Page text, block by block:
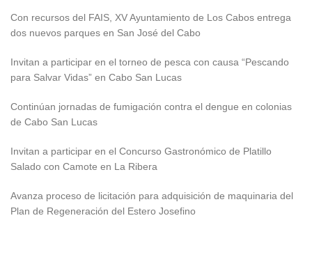
Con recursos del FAIS, XV Ayuntamiento de Los Cabos entrega
dos nuevos parques en San José del Cabo
Invitan a participar en el torneo de pesca con causa “Pescando
para Salvar Vidas” en Cabo San Lucas
Continúan jornadas de fumigación contra el dengue en colonias
de Cabo San Lucas
Invitan a participar en el Concurso Gastronómico de Platillo
Salado con Camote en La Ribera
Avanza proceso de licitación para adquisición de maquinaria del
Plan de Regeneración del Estero Josefino